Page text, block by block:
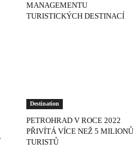
MANAGEMENTU
TURISTICKÝCH DESTINACÍ
Destination
PETROHRAD V ROCE 2022
PŘIVÍTÁ VÍCE NEŽ 5 MILIONŮ
TURISTŮ